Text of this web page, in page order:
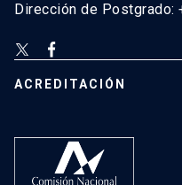
Dirección de Postgrado:
ACREDITACIÓN